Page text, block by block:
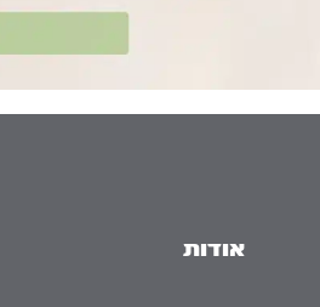
אודות